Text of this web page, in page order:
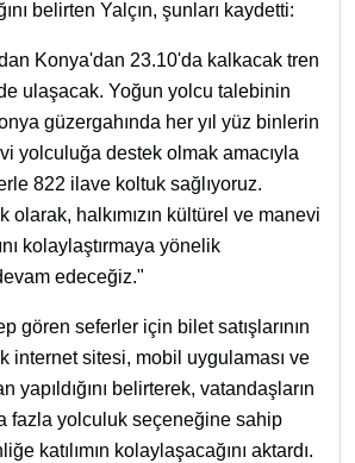
belirten Yalçın, şunları kaydetti:
Konya'dan 23.10'da kalkacak tren
ulaşacak. Yoğun yolcu talebinin
güzergahında her yıl yüz binlerin
yolculuğa destek olmak amacıyla
822 ilave koltuk sağlıyoruz.
olarak, halkımızın kültürel ve manevi
kolaylaştırmaya yönelik
edeceğiz."
gören seferler için bilet satışlarının
internet sitesi, mobil uygulaması ve
yapıldığını belirterek, vatandaşların
fazla yolculuk seçeneğine sahip
katılımın kolaylaşacağını aktardı.